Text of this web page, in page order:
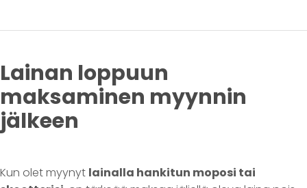
Lainan loppuun
maksaminen myynnin
jälkeen
Kun olet myynyt lainalla hankitun moposi tai